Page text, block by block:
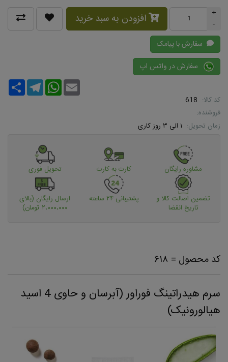
+
-
افزودن به سبد خرید
سفارش با پیامک
سفارش در واتس اپ
Share
TelegramWhatsAppEmail
کد کالا: 618
فروشنده:
زمان تحویل: ۱ الی ۳ روز کاری
مشاوره رایگان کارت به کارت تحویل فوری
تضمین اصالت کالا و
تاریخ انقضا
پشتیبانی ۲۴ ساعته
ارسال رایگان (بالای
۲،۰۰۰،۰۰۰ تومان)
کد محصول = ۶۱۸
سرم هیدراتینگ فوراور (آبرسان و حاوی 4 اسید
هیالورونیک)